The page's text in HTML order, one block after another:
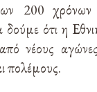
200 χρόνων
δούμε ότι η
νέους
πολέμους.